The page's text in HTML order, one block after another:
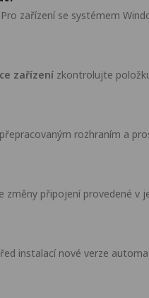
zařízení se systémem
zařízení zkontrolujte
rozhraním a
připojení provedené v
instalací nové verze